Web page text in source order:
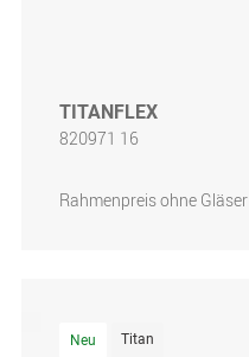
TITANFLEX
820971 16
Rahmenpreis ohne Gläser
Neu Titan